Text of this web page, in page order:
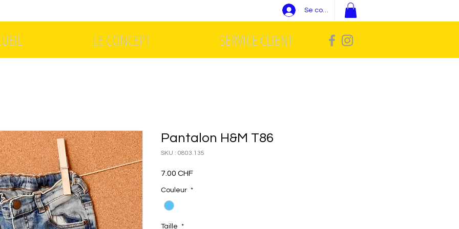
Se connecter
LE CONCEPT SERVICE CLIENT
Pantalon H&M T86
SKU : 0803.135
7.00 CHFPrix
Couleur *
Taille *